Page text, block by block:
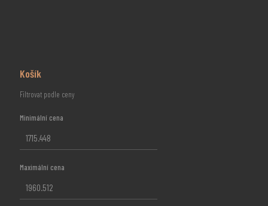
Košík
Filtrovat podle ceny
Minimální cena
Maximální cena